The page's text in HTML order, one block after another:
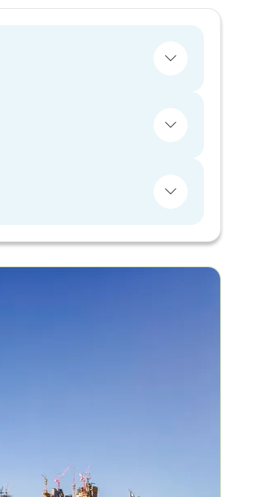
нағыз жұмақ. Сіз үйге
әшекейлерді сатып ала